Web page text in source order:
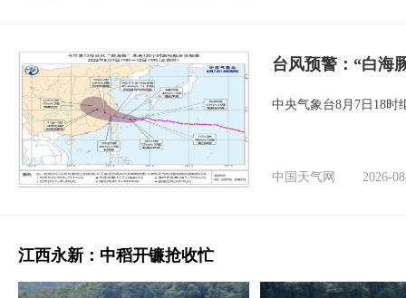
台风预警：“白海
中央气象台8月7日18时
中国天气网 2026-
江西永新：中稻开镰抢收忙